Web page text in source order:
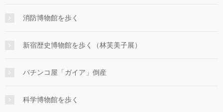
消防博物館を歩く
新宿歴史博物館を歩く（林芙美子展）
パチンコ屋「ガイア」倒産
科学博物館を歩く